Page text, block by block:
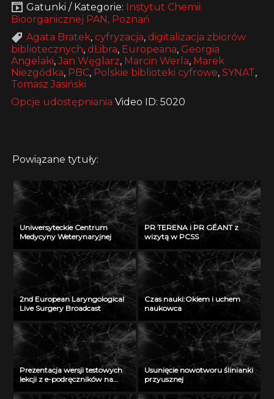
Gatunki / Kategorie: Instytut Chemii
Bioorganicznej PAN, Poznań
Agata Bratek, cyfryzacja, digitalizacja zbiorów
bibliotecznych, dLibra, Europeana, Georgia
Angelaki,Jan Węglarz, Marcin Werla, Marek
Niezgódka, PBC, Polskie biblioteki cyfrowe, SYNAT,
Tomasz Jasiński
Opcje udostępniania Video ID: 5020
Powiązane tytuły:
Uniwersyteckie Centrum
Medycyny Weterynaryjnej
PR TERENA i PR GÉANT z
wizytą w PCSS
2nd European Laryngological
Live Surgery Broadcast
Czas nauki:Okiem i uchem
naukowca
Prezentacja wersji testowych
lekcji z e-podręczników na
Usunięcie nowotworu ślinianki
przyusznej